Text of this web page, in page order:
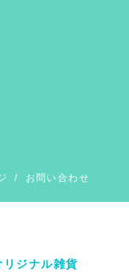
/ お問い合わせ
リジナル雑貨